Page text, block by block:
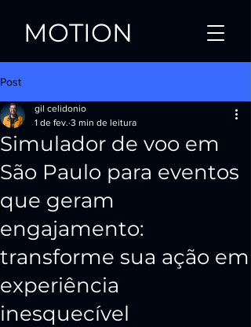
MOTION
Post
Simulador de voo em
São Paulo para eventos
que geram
engajamento:
transforme sua ação em
experiência
inesquecível
gil celidonio
1 de fev. 3 min de leitura